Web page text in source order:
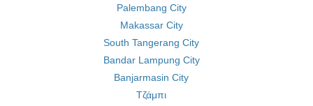
Palembang City
Makassar City
South Tangerang City
Bandar Lampung City
Banjarmasin City
Τζάμπι